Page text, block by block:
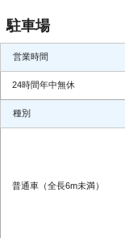
駐車場
営業時間
24時間年中無休
種別
普通車（全長6m未満）